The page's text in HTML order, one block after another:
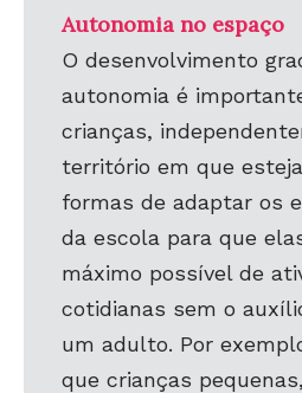
Autonomia no espaço
O desenvolvimento
autonomia é
crianças,
território em que
formas de adaptar os
da escola para que
máximo possível de
cotidianas sem o
um adulto. Por
que crianças